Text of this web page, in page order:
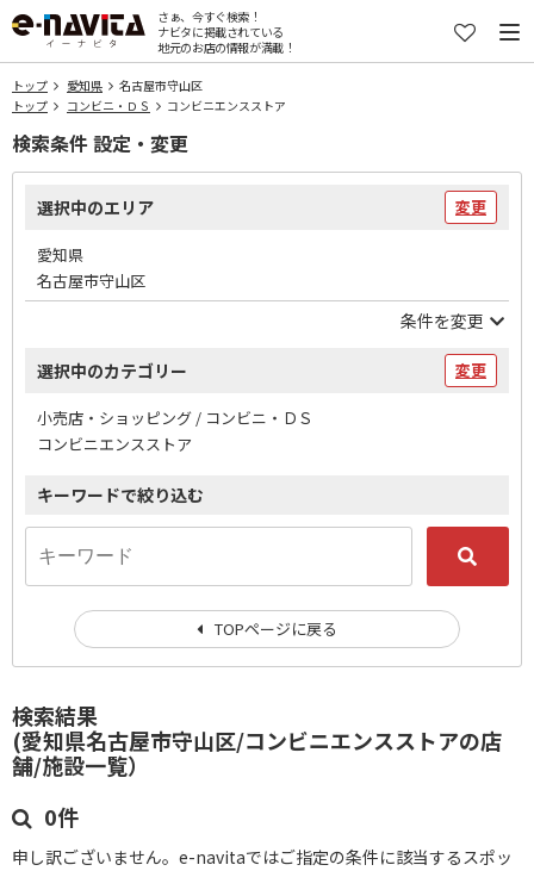
さぁ、今すぐ検索！
ナビタに掲載されている
地元のお店の情報が満載！
トップ 愛知県
名古屋市守山区
トップ
コンビニ・ＤＳ コンビニエンスストア
検索結果
(愛知県名古屋市守山区/コンビニエンスストアの店
舗/施設一覧）
0件
申し訳ございません。e-navitaではご指定の条件に該当するスポッ
検索条件 設定・変更
選択中のエリア 変更
愛知県
名古屋市守山区
条件を変更
選択中のカテゴリー 変更
小売店・ショッピング / コンビニ・ＤＳ
コンビニエンスストア
キーワードで絞り込む
TOPページに戻る